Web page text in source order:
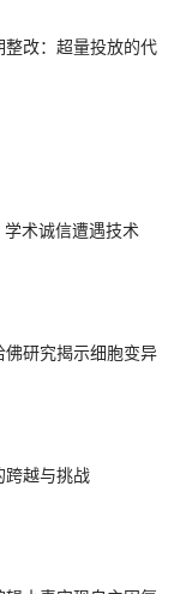
整改：超量投放的代
术诚信遭遇技术
佛研究揭示细胞变异
跨越与挑战